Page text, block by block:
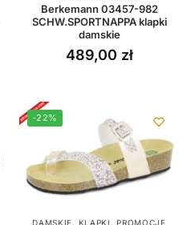
Berkemann 03457-982
SCHW.SPORTNAPPA klapki
damskie
489,00 zł
-22%
DAMSKIE, KLAPKI ,PROMOCJE